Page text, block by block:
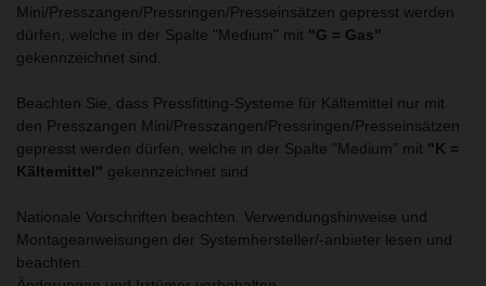
Mini/Presszangen/Pressringen/Presseinsätzen gepresst werden
dürfen, welche in der Spalte "Medium" mit "G = Gas"
gekennzeichnet sind.
Beachten Sie, dass Pressfitting-Systeme für Kältemittel nur mit
den Presszangen Mini/Presszangen/Pressringen/Presseinsätzen
gepresst werden dürfen, welche in der Spalte "Medium" mit "K =
Kältemittel" gekennzeichnet sind.
Nationale Vorschriften beachten. Verwendungshinweise und
Montageanweisungen der Systemhersteller/-anbieter lesen und
beachten.